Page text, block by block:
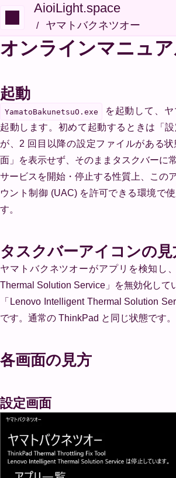
AioiLight.space
ヤマトバクネツオー
オンラインマニュ
起動
YamatoBakunetsuO.exe
を起動して、
起動します。初めて起動するときは「
が、2 回目以降の設定ファイルがある
面」を表示せず、そのままタスクバーに
サービスを開始・停止する性質上、この
ウント制御 (UAC) を許可できる環境で
す。
タスクバーアイコンの見
ヤマトバクネツオーがアプリを検知し
Thermal Solution Service」を無効化して
「Lenovo Intelligent Thermal Solution
です。通常の ThinkPad と同じ状態です。
各画面の見方
設定画面